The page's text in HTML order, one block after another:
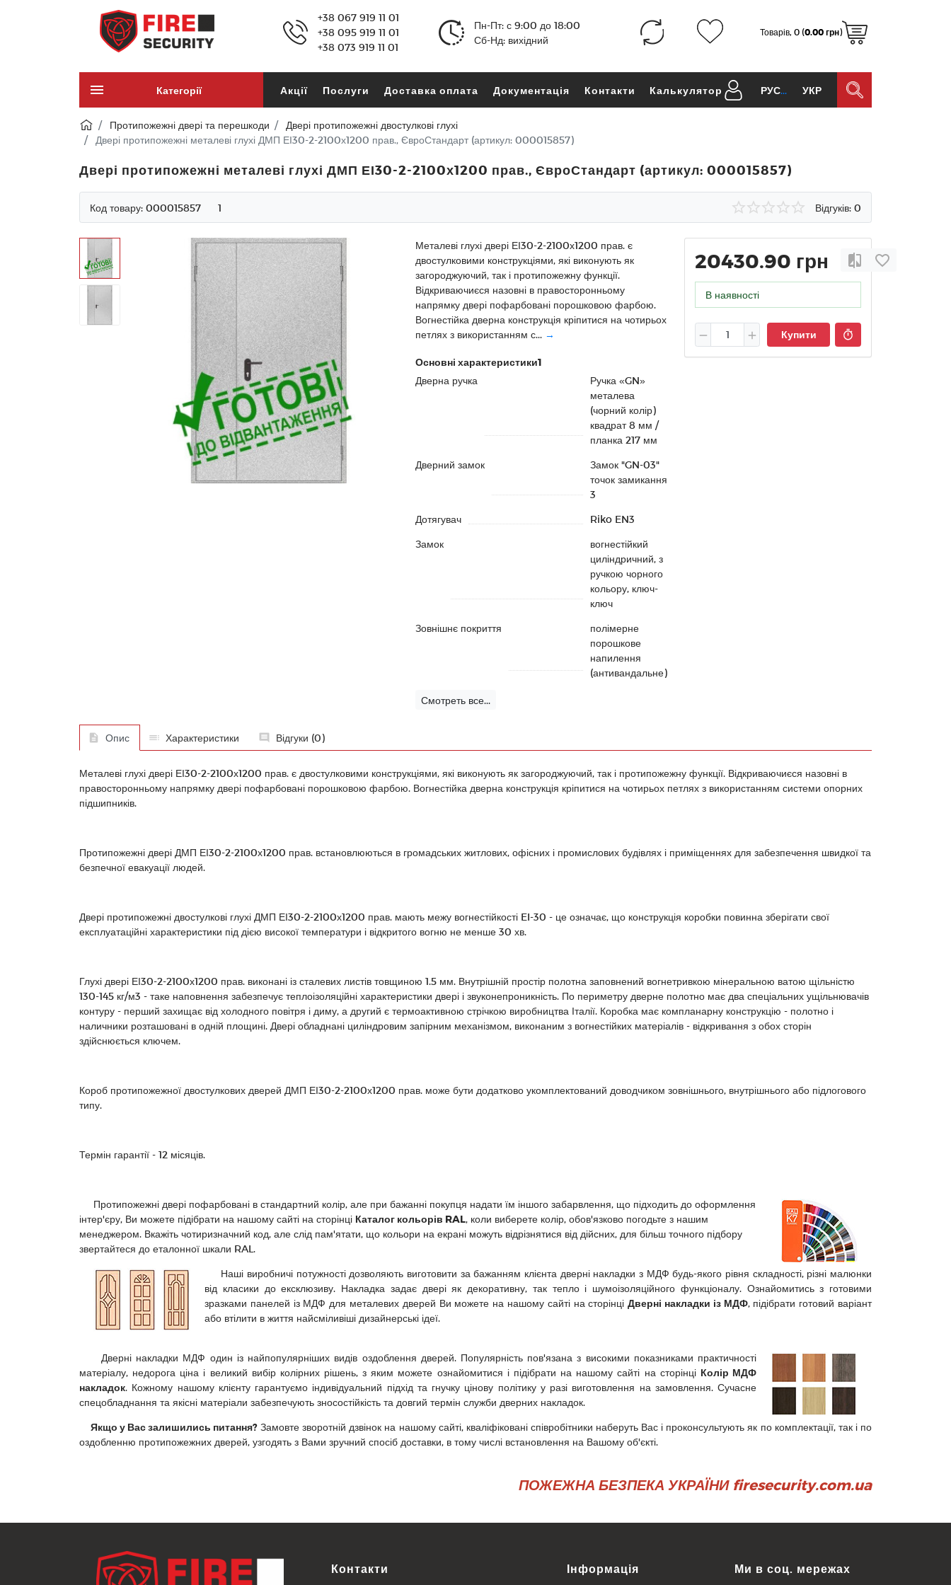
+38 067 919 11 01
+38 095 919 11 01
+38 073 919 11 01
Пн-Пт: с 9:00 до 18:00
Сб-Нд: вихідний
Товарів, 0 (0.00 грн)
Категорії Акції Послуги Доставка оплата Документація Контакти Калькулятор РУС УКР
Протипожежні двері та перешкоди
Двері протипожежні двостулкові глухі
Двері протипожежні металеві глухі ДМП ЕІ30-2-2100х1200 прав., ЄвроСтандарт (артикул: 000015857)
Двері протипожежні металеві глухі ДМП ЕІ30-2-2100х1200 прав., ЄвроСтандарт (артикул: 000015857)
Код товару: 000015857 1 Відгуків: 0
20430.90 грн
В наявності
Купити
Металеві глухі двері ЕІ30-2-2100х1200 прав. є
двостулковими конструкціями, які виконують як
загороджуючий, так і протипожежну функції.
Відкриваючиєся назовні в правосторонньому
напрямку двері пофарбовані порошковою фарбою.
Вогнестійка дверна конструкція кріпитися на чотирьох
петлях з використанням с... →
Основні характеристики1
Дверна ручка
Ручка «GN»
металева
(чорний колір)
квадрат 8 мм /
планка 217 мм
Дверний замок
Замок "GN-03"
точок замикання
3
Дотягувач Riko EN3
Замок
вогнестійкий
циліндричний, з
ручкою чорного
кольору, ключ-
ключ
Зовнішнє покриття
полімерне
порошкове
напилення
(антивандальне)
Смотреть все...
Опис Характеристики Відгуки (0)
Металеві глухі двері ЕІ30-2-2100х1200 прав. є двостулковими конструкціями, які виконують як загороджуючий, так і протипожежну функції. Відкриваючиєся назовні в
правосторонньому напрямку двері пофарбовані порошковою фарбою. Вогнестійка дверна конструкція кріпитися на чотирьох петлях з використанням системи опорних
підшипників.
Протипожежні двері ДМП ЕІ30-2-2100х1200 прав. встановлюються в громадських житлових, офісних і промислових будівлях і приміщеннях для забезпечення швидкої та
безпечної евакуації людей.
Двері протипожежні двостулкові глухі ДМП ЕІ30-2-2100х1200 прав. мають межу вогнестійкості EI-30 - це означає, що конструкція коробки повинна зберігати свої
експлуатаційні характеристики під дією високої температури і відкритого вогню не менше 30 хв.
Глухі двері ЕІ30-2-2100х1200 прав. виконані із сталевих листів товщиною 1.5 мм. Внутрішній простір полотна заповнений вогнетривкою мінеральною ватою щільністю
130-145 кг/м3 - таке наповнення забезпечує теплоізоляційні характеристики двері і звуконепроникність. По периметру дверне полотно має два спеціальних ущільнювачів
контуру - перший захищає від холодного повітря і диму, а другий є термоактивною стрічкою виробництва Італії. Коробка має компланарну конструкцію - полотно і
наличники розташовані в одній площині. Двері обладнані циліндровим запірним механізмом, виконаним з вогнестійких матеріалів - відкривання з обох сторін
здійснюється ключем.
Короб протипожежної двостулкових дверей ДМП ЕІ30-2-2100х1200 прав. може бути додатково укомплектований доводчиком зовнішнього, внутрішнього або підлогового
типу.
Термін гарантії - 12 місяців.
Протипожежні двері пофарбовані в стандартний колір, але при бажанні покупця надати їм іншого забарвлення, що підходить до оформлення
інтер'єру, Ви можете підібрати на нашому сайті на сторінці Каталог кольорів RAL, коли виберете колір, обов'язково погодьте з нашим
менеджером. Вкажіть чотиризначний код, але слід пам'ятати, що кольори на екрані можуть відрізнятися від дійсних, для більш точного підбору
звертайтеся до еталонної шкали RAL.
Наші виробничі потужності дозволяють виготовити за бажанням клієнта дверні накладки з МДФ будь-якого рівня складності, різні малюнки
від класики до ексклюзиву. Накладка задає двері як декоративну, так тепло і шумоізоляційного функціоналу. Ознайомитись з готовими
зразками панелей із МДФ для металевих дверей Ви можете на нашому сайті на сторінціДверні накладки із МДФ, підібрати готовий варіант
або втілити в життя найсміливіші дизайнерські ідеї.
Дверні накладки МДФ один із найпопулярніших видів оздоблення дверей. Популярність пов'язана з високими показниками практичності
матеріалу, недорога ціна і великий вибір колірних рішень, з яким можете ознайомитися і підібрати на нашому сайті на сторінці Колір МДФ
накладок. Кожному нашому клієнту гарантуємо індивідуальний підхід та гнучку цінову політику у разі виготовлення на замовлення. Сучасне
спецобладнання та якісні матеріали забезпечують зносостійкість та довгий термін служби дверних накладок.
Якщо у Вас залишились питання? Замовте зворотній дзвінок на нашому сайті, кваліфіковані співробітники наберуть Вас і проконсультують як по комплектації, так і по
оздобленню протипожежних дверей, узгодять з Вами зручний спосіб доставки, в тому числі встановлення на Вашому об'єкті.
ПОЖЕЖНА БЕЗПЕКА УКРАЇНИ firesecurity.com.ua
Контакти Інформація Ми в соц. мережах